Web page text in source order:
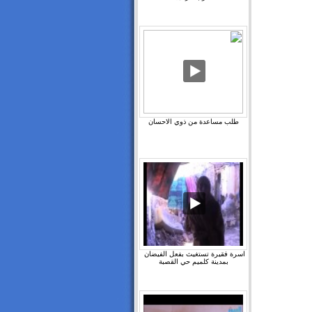
طلب مساعدة من ذوي الاحسان
اسرة فقيرة تستغيث بفعل الفيضان ‫
بمدينة كلميم حي القصبة